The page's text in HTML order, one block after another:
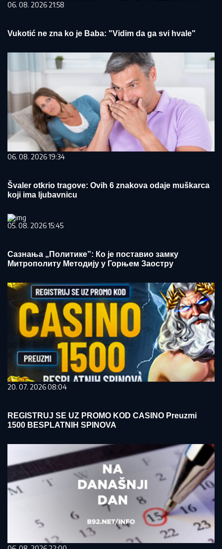
06. 08. 2026 21:58
Vukotić ne zna ko je Baba: "Vidim da ga svi hvale"
06. 08. 2026 19:34
Švaler otkrio tragove: Ovih 6 znakova odaje muškarca
koji ima ljubavnicu
05. 08. 2026 15:45
Сазнања „Политике”: Ко је поставио замку
Митрополиту Методију у Горњем Заостру
20. 07. 2026 08:04
REGISTRUJ SE UZ PROMO KOD CASINO Preuzmi
1500 BESPLATNIH SPINOVA